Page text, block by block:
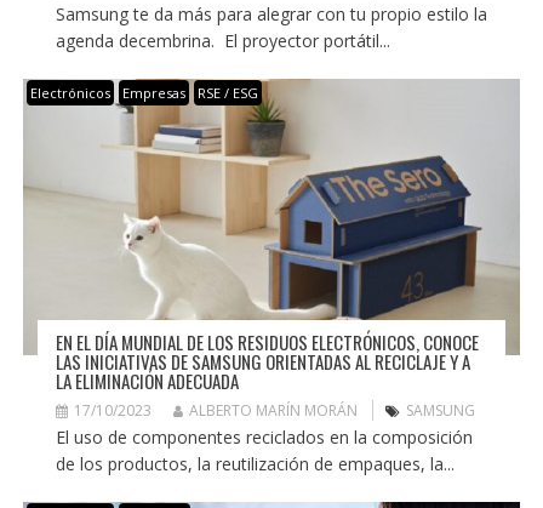
Samsung te da más para alegrar con tu propio estilo la
agenda decembrina. El proyector portátil...
Electrónicos Empresas RSE / ESG
EN EL DÍA MUNDIAL DE LOS RESIDUOS ELECTRÓNICOS, CONOCE
LAS INICIATIVAS DE SAMSUNG ORIENTADAS AL RECICLAJE Y A
LA ELIMINACIÓN ADECUADA
17/10/2023 ALBERTO MARÍN MORÁN SAMSUNG
El uso de componentes reciclados en la composición
de los productos, la reutilización de empaques, la...